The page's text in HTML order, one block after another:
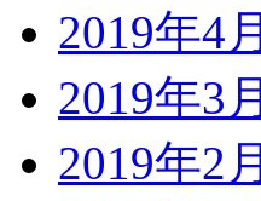
2019年4月
2019年3月
2019年2月